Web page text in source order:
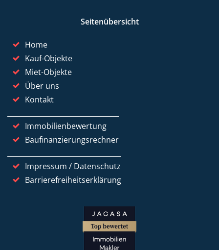
Seitenübersicht
Home
Kauf-Objekte
Miet-Objekte
Über uns
Kontakt
Immobilienbewertung
Baufinanzierungsrechner
Impressum / Datenschutz
Barrierefreiheitserklärung